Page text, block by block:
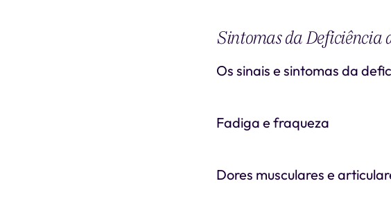
Sintomas da Deficiência
Os sinais e sintomas da
Fadiga e fraqueza
Dores musculares e